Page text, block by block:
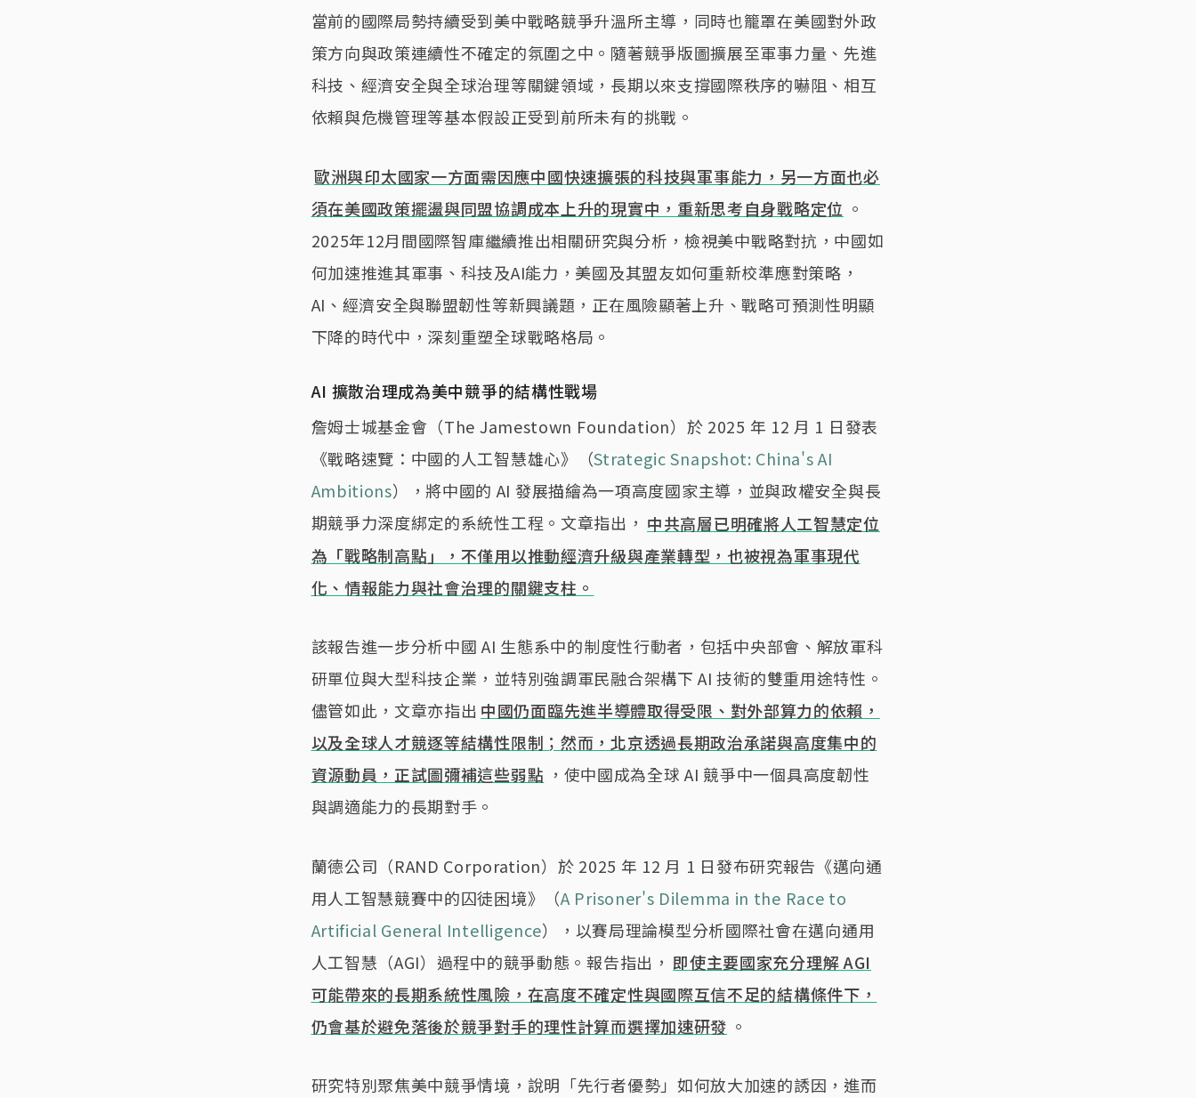
當前的國際局勢持續受到美中戰略競爭升溫所主導，同時也籠罩在美國對外政
策方向與政策連續性不確定的氛圍之中。隨著競爭版圖擴展至軍事力量、先進
科技、經濟安全與全球治理等關鍵領域，長期以來支撐國際秩序的嚇阻、相互
依賴與危機管理等基本假設正受到前所未有的挑戰。
歐洲與印太國家一方面需因應中國快速擴張的科技與軍事能力，另一方面也必
須在美國政策擺盪與同盟協調成本上升的現實中，重新思考自身戰略定位 。
2025年12月間國際智庫繼續推出相關研究與分析，檢視美中戰略對抗，中國如
何加速推進其軍事、科技及AI能力，美國及其盟友如何重新校準應對策略，
AI、經濟安全與聯盟韌性等新興議題，正在風險顯著上升、戰略可預測性明顯
下降的時代中，深刻重塑全球戰略格局。
AI 擴散治理成為美中競爭的結構性戰場
詹姆士城基金會（The Jamestown Foundation）於 2025 年 12 月 1 日發表
《戰略速覽：中國的人工智慧雄心》（Strategic Snapshot: China's AI
Ambitions），將中國的 AI 發展描繪為一項高度國家主導，並與政權安全與長
期競爭力深度綁定的系統性工程。文章指出， 中共高層已明確將人工智慧定位
為「戰略制高點」，不僅用以推動經濟升級與產業轉型，也被視為軍事現代
化、情報能力與社會治理的關鍵支柱。
該報告進一步分析中國 AI 生態系中的制度性行動者，包括中央部會、解放軍科
研單位與大型科技企業，並特別強調軍民融合架構下 AI 技術的雙重用途特性。
儘管如此，文章亦指出 中國仍面臨先進半導體取得受限、對外部算力的依賴，
以及全球人才競逐等結構性限制；然而，北京透過長期政治承諾與高度集中的
資源動員，正試圖彌補這些弱點 ，使中國成為全球 AI 競爭中一個具高度韌性
與調適能力的長期對手。
蘭德公司（RAND Corporation）於 2025 年 12 月 1 日發布研究報告《邁向通
用人工智慧競賽中的囚徒困境》（A Prisoner's Dilemma in the Race to
Artificial General Intelligence），以賽局理論模型分析國際社會在邁向通用
人工智慧（AGI）過程中的競爭動態。報告指出， 即使主要國家充分理解 AGI
可能帶來的長期系統性風險，在高度不確定性與國際互信不足的結構條件下，
仍會基於避免落後於競爭對手的理性計算而選擇加速研發 。
研究特別聚焦美中競爭情境，說明「先行者優勢」如何放大加速的誘因，進而